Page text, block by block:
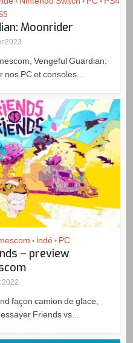
Moonrider
2023
Vengeful Guardian:
nos PC et consoles...
• indé • PC
– preview
2022
façon camion de glace,
Friends vs...